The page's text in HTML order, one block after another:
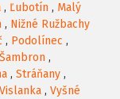
, Ľubotín , Malý
, Nižné Ružbachy
, Podolínec ,
Šambron ,
, Stráňany ,
Vislanka , Vyšné